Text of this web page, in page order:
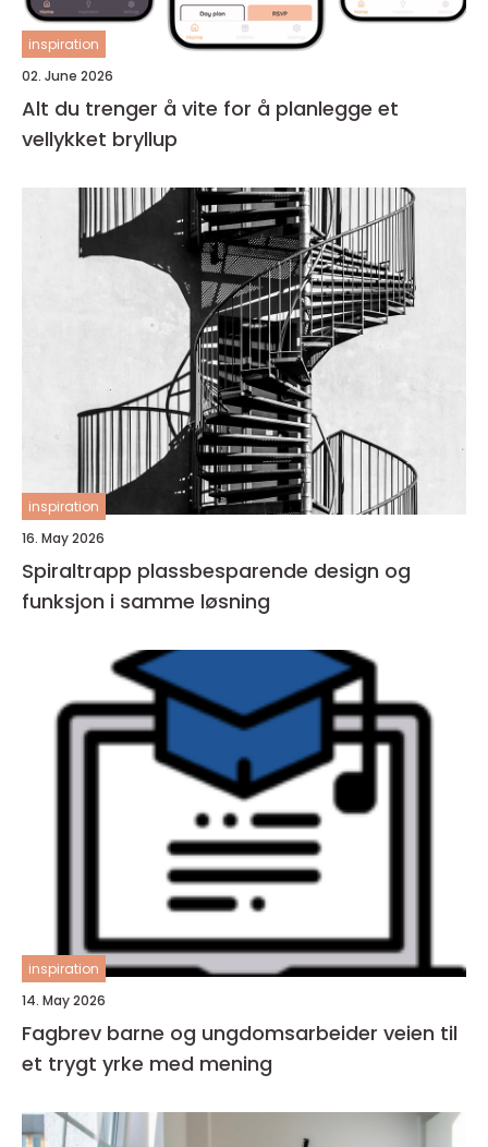
inspiration
02. June 2026
Alt du trenger å vite for å planlegge et
vellykket bryllup
inspiration
16. May 2026
Spiraltrapp plassbesparende design og
funksjon i samme løsning
inspiration
14. May 2026
Fagbrev barne og ungdomsarbeider veien til
et trygt yrke med mening